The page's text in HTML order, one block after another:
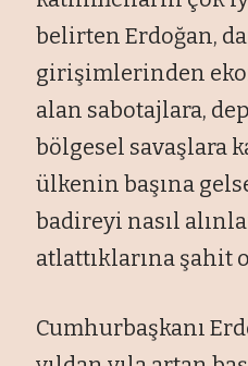
belirten Erdoğan,
girişimlerinden
alan sabotajlara,
bölgesel savaşlara
ülkenin başına
badireyi nasıl
atlattıklarına şahit
Cumhurbaşkanı